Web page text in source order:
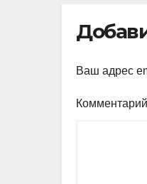
Ваш адрес
Комментарий